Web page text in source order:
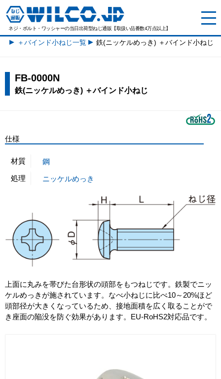
ネジ・ボルト・ワッシャーの当日出荷型ねじ通販【取扱い品番数4万点以上】
＋バインド小ねじ一覧 鉄(ニッケルめっき) ＋バインド小ねじ
FB-0000N
鉄(ニッケルめっき) ＋バインド小ねじ
仕様
材質
鋼
処理
ニッケルめっき
上面に丸みを帯びた台形状の頭部をもつねじです。鉄製でニッ
ケルめっきが施されています。なべ小ねじに比べ10～20%ほど
頭部径が大きくなっているため、接地面積を広く取ることがで
き座面の陥没を防ぐ効果があります。EU-RoHS2対応品です。